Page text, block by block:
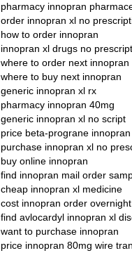
pharmacy innopran
order innopran xl no
how to order innopran
innopran xl drugs no
where to order next innopran
where to buy next innopran
generic innopran xl rx
pharmacy innopran 40mg
generic innopran xl no script
price beta-prograne
purchase innopran xl no
buy online innopran
find innopran mail order
cheap innopran xl medicine
cost innopran order
find avlocardyl innopran xl
want to purchase innopran
price innopran 80mg wire